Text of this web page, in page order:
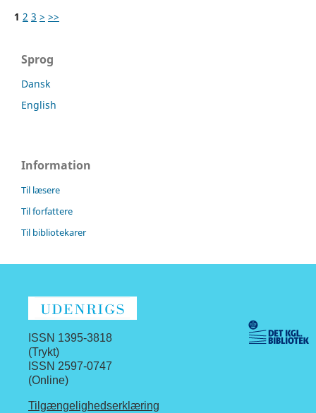
1 2 3 > >>
Sprog
Dansk
English
Information
Til læsere
Til forfattere
Til bibliotekarer
ISSN 1395-3818
(Trykt)
ISSN 2597-0747
(Online)
Tilgængelighedserklæring